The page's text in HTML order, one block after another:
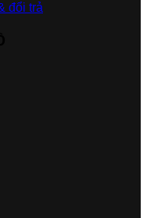
đổi trả